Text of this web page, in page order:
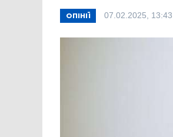
ОПІНІЇ 07.02.2025, 13:43